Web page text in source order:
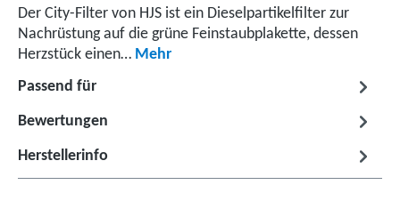
Der City-Filter von HJS ist ein Dieselpartikelfilter zur
Nachrüstung auf die grüne Feinstaubplakette, dessen
Herzstück einen… Mehr
Passend für
Bewertungen
Herstellerinfo